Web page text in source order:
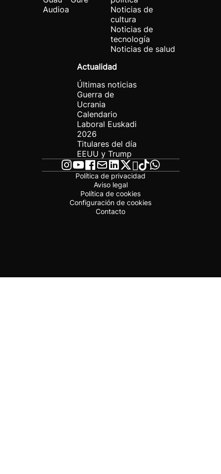
Audioa
Noticias de
cultura
Noticias de
tecnología
Noticias de salud
Actualidad
Últimas noticias
Guerra de
Ucrania
Calendario
Laboral Euskadi
2026
Titulares del día
EEUU y Trump
Política de privacidad
Aviso legal
Política de cookies
Configuración de cookies
Contacto